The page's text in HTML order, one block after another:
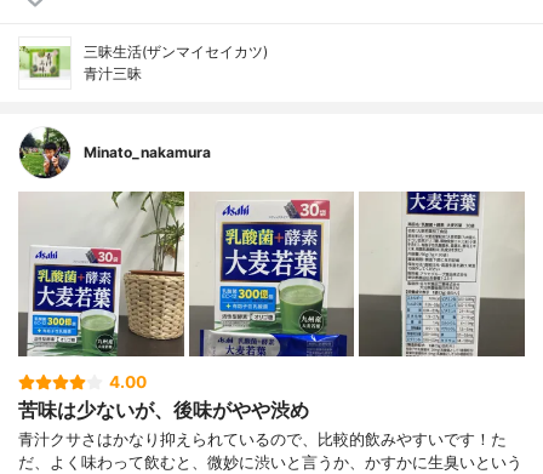
三昧生活(ザンマイセイカツ)
青汁三昧
Minato_nakamura
4.00
苦味は少ないが、後味がやや渋め
青汁クサさはかなり抑えられているので、比較的飲みやすいです！た
だ、よく味わって飲むと、微妙に渋いと言うか、かすかに生臭いという